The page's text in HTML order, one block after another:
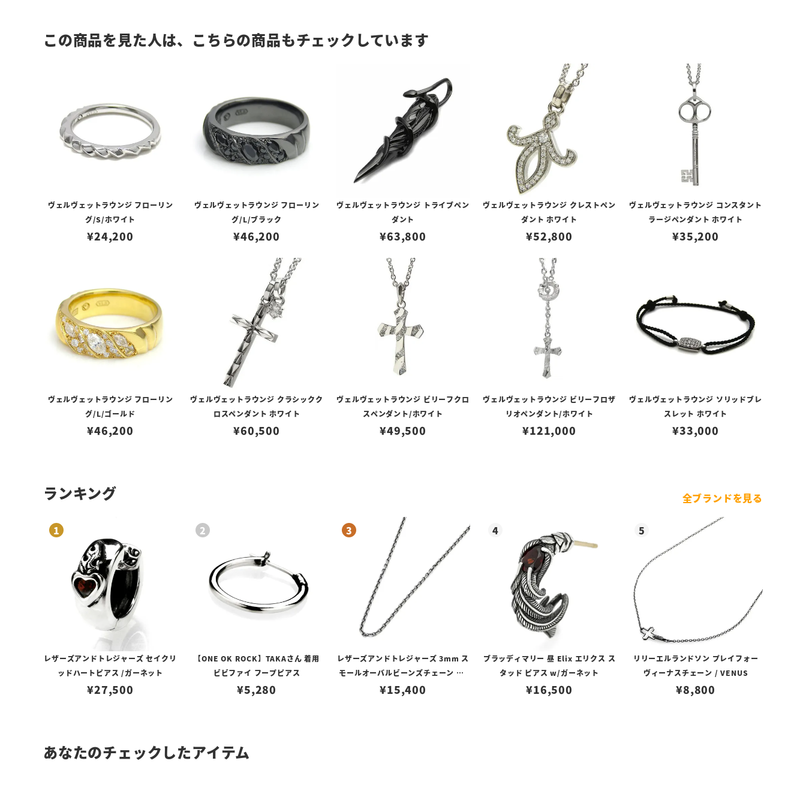
この商品を見た人は、こちらの商品もチェックしています
ヴェルヴェットラウンジ フローリン
グ/S/ホワイト
¥24,200
ヴェルヴェットラウンジ フローリン
グ/L/ブラック
¥46,200
ヴェルヴェットラウンジ トライブペン
ダント
¥63,800
ヴェルヴェットラウンジ クレストペン
ダント ホワイト
¥52,800
ヴェルヴェットラウンジ コンスタント
ラージペンダント ホワイト
¥35,200
ヴェルヴェットラウンジ フローリン
グ/L/ゴールド
¥46,200
ヴェルヴェットラウンジ クラシックク
ロスペンダント ホワイト
¥60,500
ヴェルヴェットラウンジ ビリーフクロ
スペンダント/ホワイト
¥49,500
ヴェルヴェットラウンジ ビリーフロザ
リオペンダント/ホワイト
¥121,000
ヴェルヴェットラウンジ ソリッドブレ
スレット ホワイト
¥33,000
ランキング 全ブランドを見る
レザーズアンドトレジャーズ セイクリ
ッドハートピアス /ガーネット
¥27,500
【ONE OK ROCK】TAKAさん 着用
ビビファイ フープピアス
¥5,280
レザーズアンドトレジャーズ 3mm ス
モールオーバルビーンズチェーン w/
ロブスタークラスプ＆LTロゴプレート
¥15,400
ブラッディマリー 昼 Elix エリクス ス
タッド ピアス w/ガーネット
¥16,500
リリーエルランドソン プレイフォー
ヴィーナスチェーン / VENUS
¥8,800
あなたのチェックしたアイテム